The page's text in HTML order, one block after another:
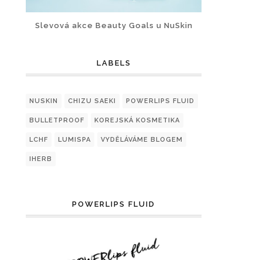
Slevová akce Beauty Goals u NuSkin
LABELS
NUSKIN CHIZU SAEKI POWERLIPS FLUID
BULLETPROOF KOREJSKÁ KOSMETIKA
LCHF LUMISPA VYDĚLÁVÁME BLOGEM
IHERB
POWERLIPS FLUID